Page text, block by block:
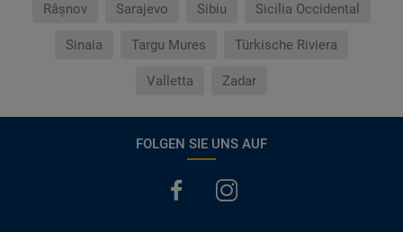
Râșnov Sarajevo Sibiu Sicilia Occidental
Sinaia Targu Mures Türkische Riviera
Valletta Zadar
FOLGEN SIE UNS AUF